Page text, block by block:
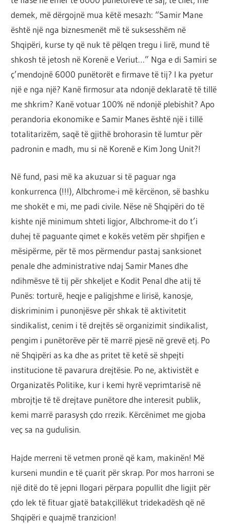
demek, më dërgojnë mua këtë mesazh: “Samir Mane
është një nga biznesmenët më të suksesshëm në
Shqipëri, kurse ty që nuk të pëlqen tregu i lirë, mund të
shkosh të jetosh në Korenë e Veriut…” Nga e di Samiri se
ç’mendojnë 6000 punëtorët e firmave të tij? I ka pyetur
një e nga një? Kanë firmosur ata ndonjë deklaratë të tillë
me shkrim? Kanë votuar 100% në ndonjë plebishit? Apo
perandoria ekonomike e Samir Manes është një i tillë
totalitarizëm, saqë të gjithë brohorasin të lumtur për
padronin e madh, mu si në Korenë e Kim Jong Unit?!
Në fund, pasi më ka akuzuar si të paguar nga
konkurrenca (!!!), Albchrome-i më kërcënon, së bashku
me shokët e mi, me padi civile. Nëse në Shqipëri do të
kishte një minimum shteti ligjor, Albchrome-it do t’i
duhej të paguante qimet e kokës vetëm për shpifjen e
mësipërme, për të mos përmendur pastaj sanksionet
penale dhe administrative ndaj Samir Manes dhe
ndihmësve të tij për shkeljet e Kodit Penal dhe atij të
Punës: torturë, heqje e paligjshme e lirisë, kanosje,
diskriminim i punonjësve për shkak të aktivitetit
sindikalist, cenim i të drejtës së organizimit sindikalist,
pengim i punëtorëve për të marrë pjesë në grevë etj. Po
në Shqipëri as ka dhe as pritet të ketë së shpejti
institucione të pavarura drejtësie. Po ne, aktivistët e
Organizatës Politike, kur i kemi hyrë veprimtarisë në
mbrojtje të të drejtave punëtore dhe interesit publik,
kemi marrë parasysh çdo rrezik. Kërcënimet me gjoba
veç sa na gudulisin.
Hajde merreni të vetmen pronë që kam, makinën! Më
kurseni mundin e të çuarit për skrap. Por mos harroni se
një ditë do të jepni llogari përpara popullit dhe ligjit për
çdo lek të fituar gjatë batakçillëkut tridekadësh që në
Shqipëri e quajmë tranzicion!